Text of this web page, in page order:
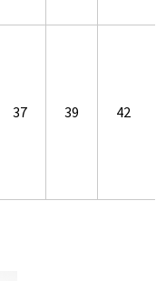
37 39 42